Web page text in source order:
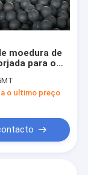
moedura de
para o
D40-D125
o ultimo preço